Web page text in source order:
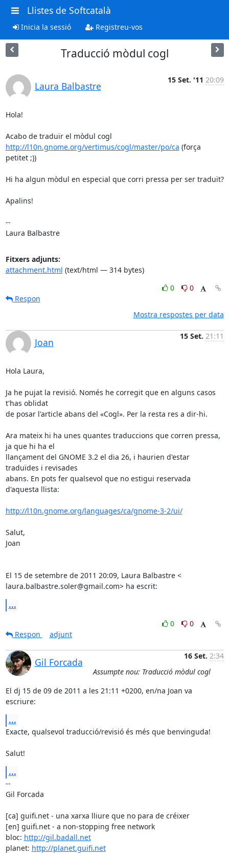
Llistes de Softcatalà
Inicia la sessió Registreu-vos
Traducció mòdul cogl
Laura Balbastre
15 Set. '11 20:09
Hola!
http://l10n.gnome.org/vertimus/cogl/master/po/ca (força
petitet ;))
Hi ha algun mòdul en especial que corri pressa per ser traduït?
Apalins!
--
Laura Balbastre
Fitxers adjunts:
attachment.html (text/html — 314 bytes)
0
0
Respon
Mostra respostes per data
Joan
15 Set. 21:11
Hola Laura,
Ja he pujat la revisió. Només he corregit que en alguns casos
t'has oblidat
de posar l'article abans del «Cogl». Per la resta res a dir-hi.
Ara mateix hi ha unes quantes traduccions que corren pressa,
ja que hi ha el
llançament del GNOME 3.2 el dia 26, i haurien d'estar
traduïdes i revisades
abans. En pots fer qualsevol que no estigui reservada
d'aquesta llista:
http://l10n.gnome.org/languages/ca/gnome-3-2/ui/
Salut,
Joan
El 15 de setembre de 2011 20:09, Laura Balbastre <
laura.balbastre.soler@gmail.com> ha escrit:
...
0
0
Respon
adjunt
Gil Forcada
16 Set. 2:34
Assumpte nou: Traducció mòdul cogl
El dj 15 de 09 de 2011 a les 21:11 +0200, en/na Joan va
escriure:
...
Exacte, qualsevol traducció/revisió és més que benvinguda!
Salut!
...
--
Gil Forcada
[ca] guifi.net - una xarxa lliure que no para de créixer
[en] guifi.net - a non-stopping free network
bloc: http://gil.badall.net
planet: http://planet.guifi.net